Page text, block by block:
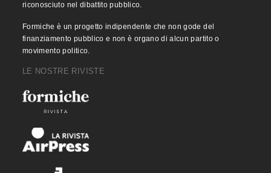
riconosciuto nel dibattito pubblico.
Formiche è un progetto indipendente che non gode del
finanziamento pubblico e non è organo di alcun partito o
movimento politico.
LE NOSTRE RIVISTE